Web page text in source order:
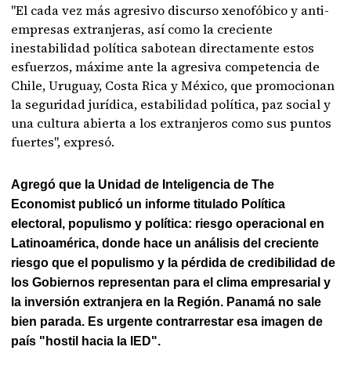
"El cada vez más agresivo discurso xenofóbico y anti-
empresas extranjeras, así como la creciente
inestabilidad política sabotean directamente estos
esfuerzos, máxime ante la agresiva competencia de
Chile, Uruguay, Costa Rica y México, que promocionan
la seguridad jurídica, estabilidad política, paz social y
una cultura abierta a los extranjeros como sus puntos
fuertes", expresó.
Agregó que la Unidad de Inteligencia de The
Economist publicó un informe titulado Política
electoral, populismo y política: riesgo operacional en
Latinoamérica, donde hace un análisis del creciente
riesgo que el populismo y la pérdida de credibilidad de
los Gobiernos representan para el clima empresarial y
la inversión extranjera en la Región. Panamá no sale
bien parada. Es urgente contrarrestar esa imagen de
país "hostil hacia la IED".